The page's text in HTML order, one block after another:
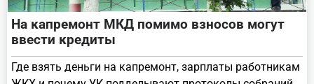
На капремонт МКД помимо взносов могут
ввести кредиты
Где взять деньги на капремонт, зарплаты работникам